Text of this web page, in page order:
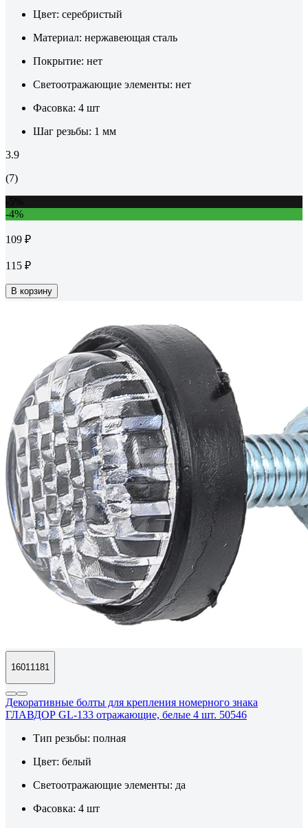
Цвет: серебристый
Материал: нержавеющая сталь
Покрытие: нет
Светоотражающие элементы: нет
Фасовка: 4 шт
Шаг резьбы: 1 мм
3.9
(7)
-4%
109 ₽
115 ₽
В корзину
16011181
Декоративные болты для крепления номерного знака
ГЛАВДОР GL-133 отражающие, белые 4 шт. 50546
Тип резьбы: полная
Цвет: белый
Светоотражающие элементы: да
Фасовка: 4 шт